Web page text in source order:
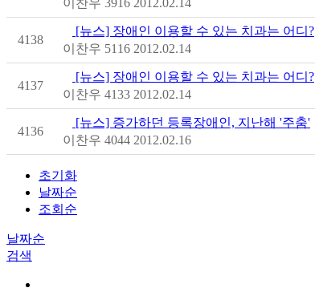
이찬우 3916 2012.02.14
4138
[뉴스] 장애인 이용할 수 있는 치과는 어디?
이찬우 5116 2012.02.14
4137
[뉴스] 장애인 이용할 수 있는 치과는 어디?
이찬우 4133 2012.02.14
4136
[뉴스] 증가하던 등록장애인, 지난해 '주춤'
이찬우 4044 2012.02.16
초기화
날짜순
조회순
날짜순
검색